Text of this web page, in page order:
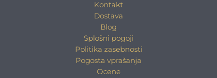
Kontakt
Dostava
Blog
Splošni pogoji
Politika zasebnosti
Pogosta vprašanja
Ocene